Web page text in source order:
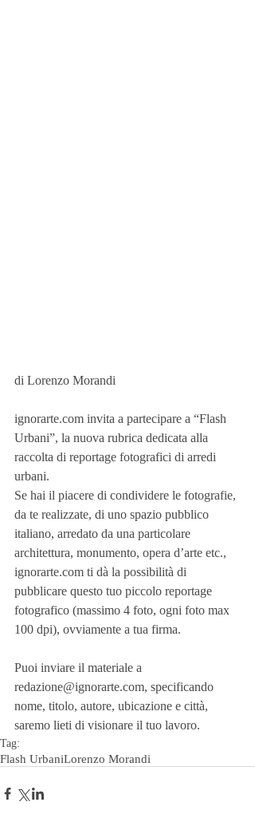
di Lorenzo Morandi
ignorarte.com invita a partecipare a “Flash
Urbani”, la nuova rubrica dedicata alla
raccolta di reportage fotografici di arredi
urbani.
Se hai il piacere di condividere le fotografie,
da te realizzate, di uno spazio pubblico
italiano, arredato da una particolare
architettura, monumento, opera d’arte etc.,
ignorarte.com ti dà la possibilità di
pubblicare questo tuo piccolo reportage
fotografico (massimo 4 foto, ogni foto max
100 dpi), ovviamente a tua firma.
Puoi inviare il materiale a
redazione@ignorarte.com, specificando
nome, titolo, autore, ubicazione e città,
saremo lieti di visionare il tuo lavoro.
Tag:
Flash UrbaniLorenzo Morandi